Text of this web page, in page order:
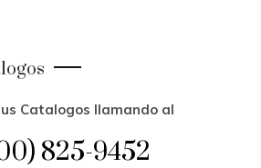
Catalogos llamando al
825-9452